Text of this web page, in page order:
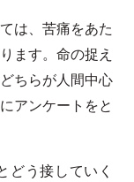
は、苦痛をあた
ます。命の捉え
ちらが人間中心
アンケートをと
どう接していく